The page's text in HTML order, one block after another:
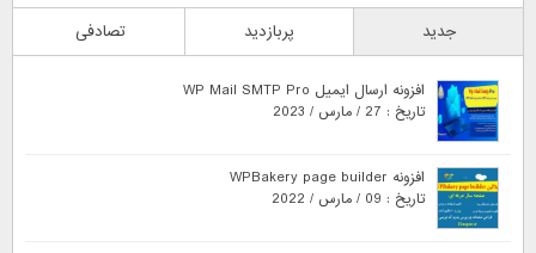
جدید پربازدید تصادفی
افزونه ارسال ایمیل WP Mail SMTP Pro
تاریخ : 27 / مارس / 2023
افزونه WPBakery page builder
تاریخ : 09 / مارس / 2022